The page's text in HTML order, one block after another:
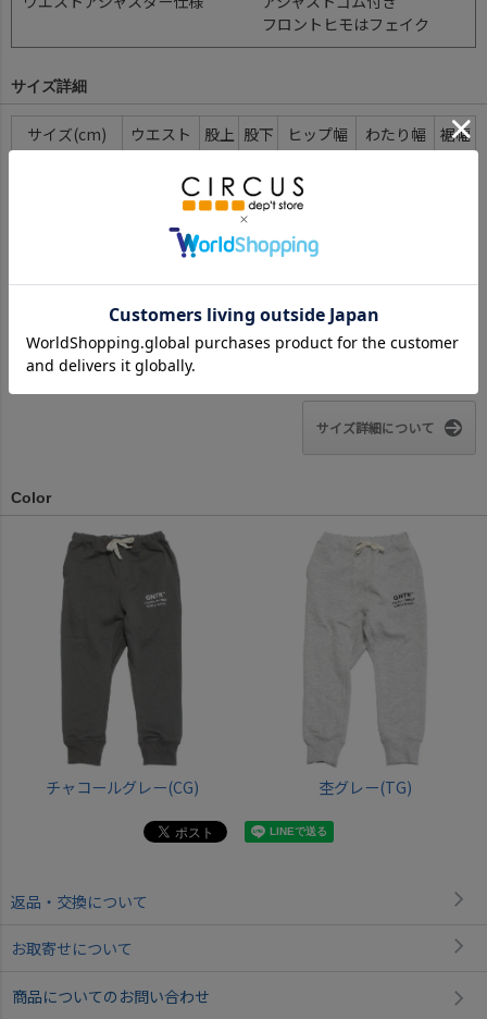
フロントヒモはフェイク
サイズ詳細
サイズ(cm) ウエスト 股上 股下 ヒップ幅 わたり幅
裾幅
26 53
29 63 44
F(160-170)
34 32 70 47 25/29 12
※BCはバックセンター（首から裾までの後中心）です。
※SNPはサイドネックポイント（肩から裾までの直線で計測した長
さ）です。
サイズ詳細について
Color
チャコールグレー(CG) 杢グレー(TG)
返品・交換について
お取寄せについて
商品についてのお問い合わせ